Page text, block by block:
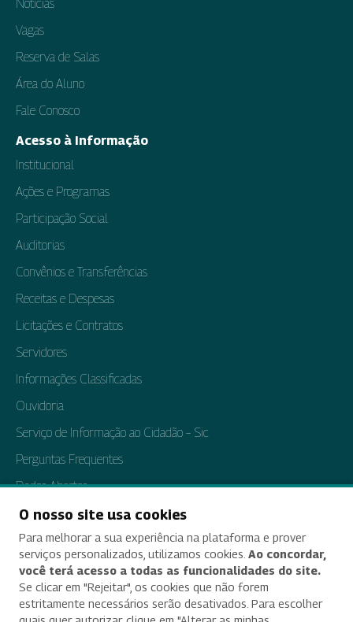
Notícias
Vagas
Reserva de Salas
Área do Aluno
Fale Conosco
Acesso à Informação
Institucional
Ações e Programas
Participação Social
Auditorias
Convênios e Transferências
Receitas e Despesas
Licitações e Contratos
Servidores
Informações Classificadas
Ouvidoria
Serviço de Informação ao Cidadão – Sic
Perguntas Frequentes
Dados Abertos
Tratamento de Dados Pessoais
Transparência e Prestação de Contas
Acessibilidade
O nosso site usa cookies
Para melhorar a sua experiência na plataforma e prover
serviços personalizados, utilizamos cookies. Ao concordar,
você terá acesso a todas as funcionalidades do site.
Se clicar em "Rejeitar", os cookies que não forem
estritamente necessários serão desativados. Para escolher